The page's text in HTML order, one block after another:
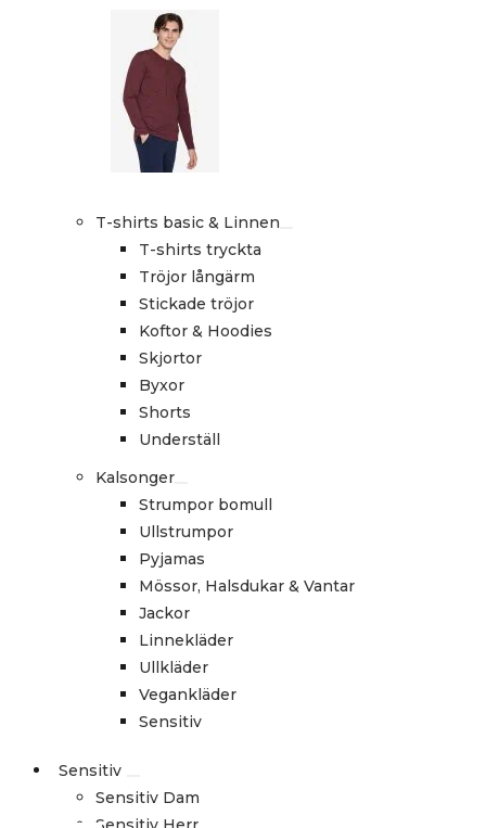
T-shirts basic & Linnen
T-shirts tryckta
Tröjor långärm
Stickade tröjor
Koftor & Hoodies
Skjortor
Byxor
Shorts
Underställ
Kalsonger
Strumpor bomull
Ullstrumpor
Pyjamas
Mössor, Halsdukar & Vantar
Jackor
Linnekläder
Ullkläder
Vegankläder
Sensitiv
Sensitiv
Sensitiv Dam